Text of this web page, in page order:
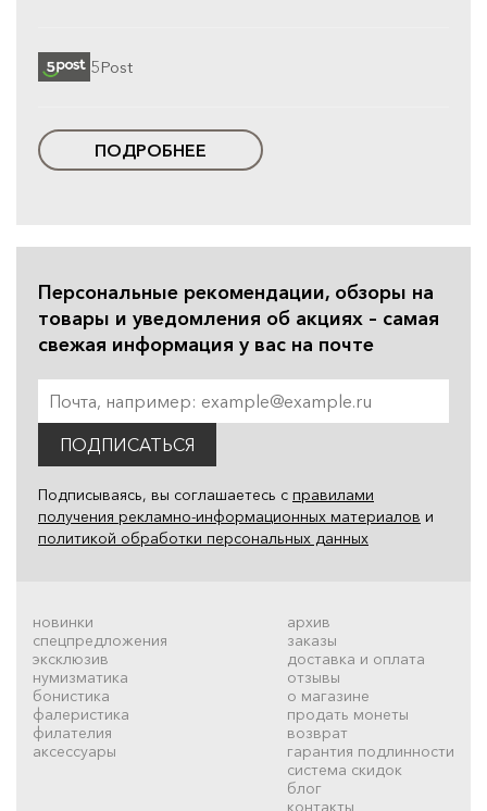
5Post
ПОДРОБНЕЕ
Персональные рекомендации, обзоры на
товары и уведомления об акциях – самая
свежая информация у вас на почте
ПОДПИСАТЬСЯ
Подписываясь, вы соглашаетесь с правилами
получения рекламно-информационных материалов и
политикой обработки персональных данных
новинки
спецпредложения
эксклюзив
нумизматика
бонистика
фалеристика
филателия
аксессуары
архив
заказы
доставка и оплата
отзывы
о магазине
продать монеты
возврат
гарантия подлинности
система скидок
блог
контакты